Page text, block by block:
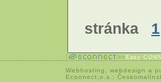
stránka 1
Easy
Webhosting webdesign a
Econnect,o.s.;